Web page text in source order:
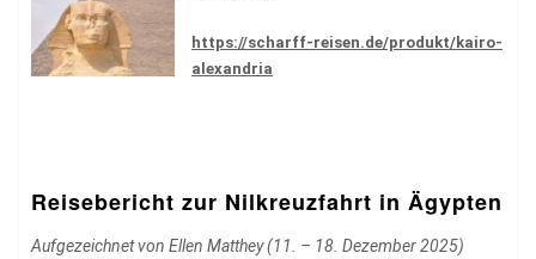
https://scharff-reisen.de/produkt/kairo-
alexandria
Reisebericht zur Nilkreuzfahrt in Ägypten
Aufgezeichnet von Ellen Matthey (11. – 18. Dezember 2025)